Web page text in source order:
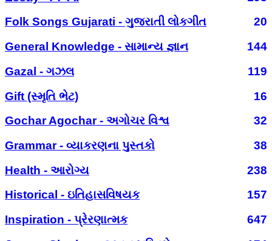
Folk Songs Gujarati - ગુજરાતી લોકગીત
20
General Knowledge - સામાન્ય જ્ઞાન
144
Gazal - ગઝલ
119
Gift (સ્મૃતિ ભેટ)
16
Gochar Agochar - અગોચર વિશ્વ
32
Grammar - વ્યાકરણના પુસ્તકો
38
Health - આરોગ્ય
238
Historical - ઇતિહાસવિષયક
157
Inspiration - પ્રેરણાત્મક
647